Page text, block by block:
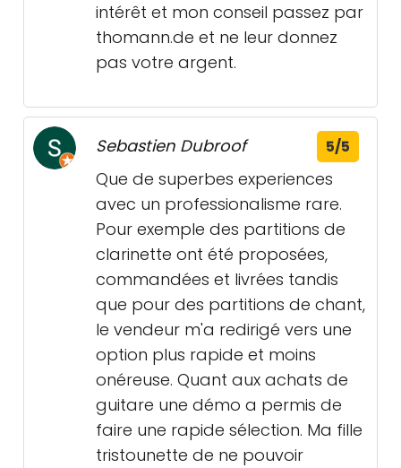
intérêt et mon conseil passez par
thomann.de et ne leur donnez
pas votre argent.
Sebastien Dubroof 5/5
Que de superbes experiences
avec un professionalisme rare.
Pour exemple des partitions de
clarinette ont été proposées,
commandées et livrées tandis
que pour des partitions de chant,
le vendeur m'a redirigé vers une
option plus rapide et moins
onéreuse. Quant aux achats de
guitare une démo a permis de
faire une rapide sélection. Ma fille
tristounette de ne pouvoir